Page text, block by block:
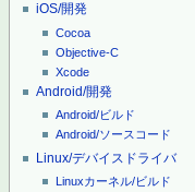
iOS/開発
Cocoa
Objective-C
Xcode
Android/開発
Android/ビルド
Android/ソースコード
Linux/デバイスドライバ
Linuxカーネル/ビルド